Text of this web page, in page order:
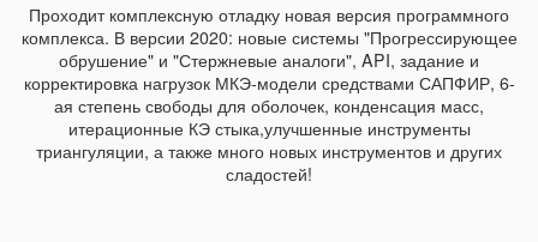
Проходит комплексную отладку новая версия программного
комплекса. В версии 2020: новые системы "Прогрессирующее
обрушение" и "Стержневые аналоги", API, задание и
корректировка нагрузок МКЭ-модели средствами САПФИР, 6-
ая степень свободы для оболочек, конденсация масс,
итерационные КЭ стыка,улучшенные инструменты
триангуляции, а также много новых инструментов и других
сладостей!